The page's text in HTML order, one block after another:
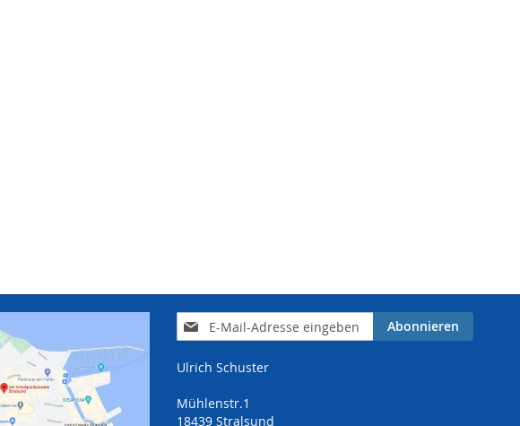
Anmeldung
zum
Abonnieren
Ulrich Schuster
Mühlenstr.1
18439 Stralsund